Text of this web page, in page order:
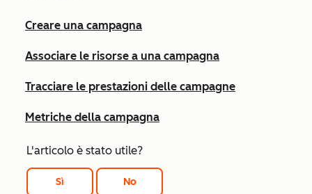
Creare una campagna
Associare le risorse a una campagna
Tracciare le prestazioni delle campagne
Metriche della campagna
L'articolo è stato utile?
Sì No